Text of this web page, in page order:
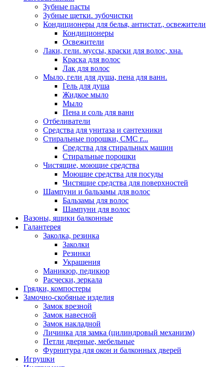
Зубные пасты
Зубные щетки. зубочистки
Кондиционеры для белья, антистат., освежители
Кондиционеры
Освежители
Лаки, гели. муссы, краски для волос, хна.
Краска для волос
Лак для волос
Мыло, гели для душа, пена для ванн.
Гель для душа
Жидкое мыло
Мыло
Пена и соль для ванн
Отбеливатели
Средства для унитаза и сантехники
Стиральные порошки, СМС г...
Средства для стиральных машин
Стиральные порошки
Чистящие, моющие средства
Моющие средства для посуды
Чистящие средства для поверхностей
Шампуни и бальзамы для волос
Бальзамы для волос
Шампуни для волос
Вазоны, ящики балконные
Галантерея
Заколка, резинка
Заколки
Резинки
Украшения
Маникюр, педикюр
Расчески, зеркала
Грядки, компостеры
Замочно-скобяные изделия
Замок врезной
Замок навесной
Замок накладной
Личинка для замка (цилиндровый механизм)
Петли дверные, мебельные
Фурнитура для окон и балконных дверей
Игрушки